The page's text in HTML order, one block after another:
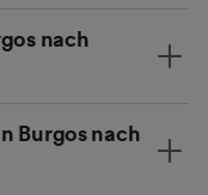
nach
Burgos nach